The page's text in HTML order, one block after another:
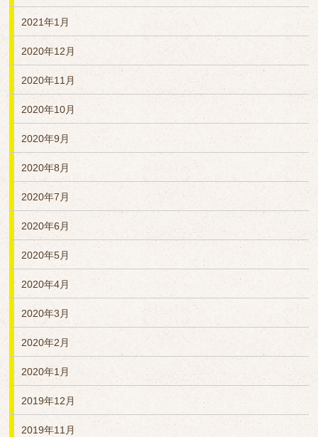
2021年1月
2020年12月
2020年11月
2020年10月
2020年9月
2020年8月
2020年7月
2020年6月
2020年5月
2020年4月
2020年3月
2020年2月
2020年1月
2019年12月
2019年11月